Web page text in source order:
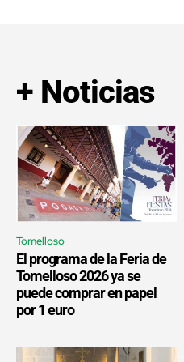
+ Noticias
Tomelloso
El programa de la Feria de
Tomelloso 2026 ya se
puede comprar en papel
por 1 euro